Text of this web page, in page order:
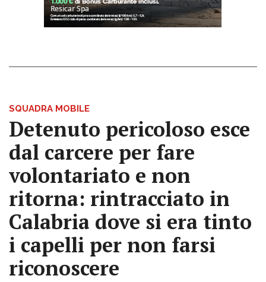
SQUADRA MOBILE
Detenuto pericoloso esce
dal carcere per fare
volontariato e non
ritorna: rintracciato in
Calabria dove si era tinto
i capelli per non farsi
riconoscere